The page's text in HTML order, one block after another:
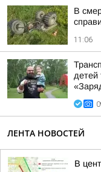
В
11:06
детей
ЛЕНТА НОВОСТЕЙ
В